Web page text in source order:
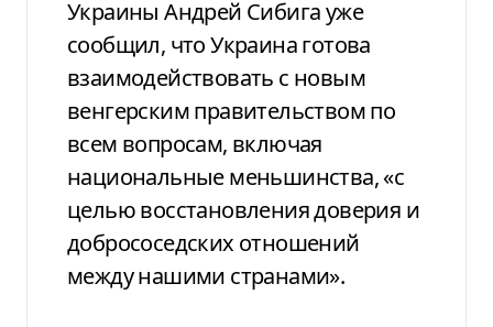
Украины Андрей Сибига уже
сообщил, что Украина готова
взаимодействовать с новым
венгерским правительством по
всем вопросам, включая
национальные меньшинства, «с
целью восстановления доверия и
добрососедских отношений
между нашими странами».